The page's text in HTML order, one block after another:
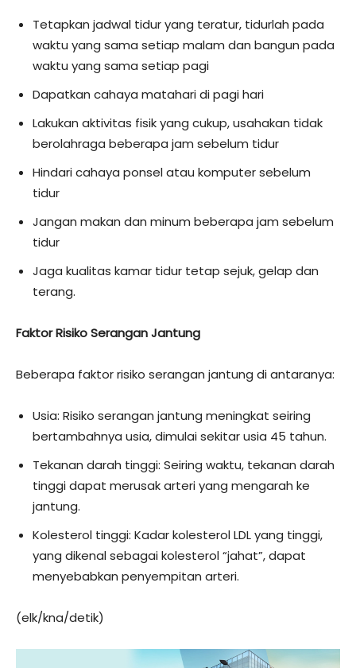
Tetapkan jadwal tidur yang teratur, tidurlah pada
waktu yang sama setiap malam dan bangun pada
waktu yang sama setiap pagi
Dapatkan cahaya matahari di pagi hari
Lakukan aktivitas fisik yang cukup, usahakan tidak
berolahraga beberapa jam sebelum tidur
Hindari cahaya ponsel atau komputer sebelum
tidur
Jangan makan dan minum beberapa jam sebelum
tidur
Jaga kualitas kamar tidur tetap sejuk, gelap dan
terang.
Faktor Risiko Serangan Jantung
Beberapa faktor risiko serangan jantung di antaranya:
Usia: Risiko serangan jantung meningkat seiring
bertambahnya usia, dimulai sekitar usia 45 tahun.
Tekanan darah tinggi: Seiring waktu, tekanan darah
tinggi dapat merusak arteri yang mengarah ke
jantung.
Kolesterol tinggi: Kadar kolesterol LDL yang tinggi,
yang dikenal sebagai kolesterol “jahat”, dapat
menyebabkan penyempitan arteri.
(elk/kna/detik)